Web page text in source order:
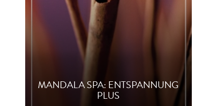
MANDALA SPA: ENTSPANNUNG
PLUS